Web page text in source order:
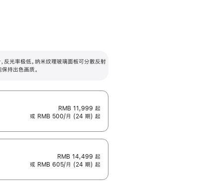
反光率极低。纳米纹理玻璃面板可分散反射
持出色画质。
RMB 11,999 起
或 RMB 500/月 (24 期) 起
RMB 14,499 起
或 RMB 605/月 (24 期) 起